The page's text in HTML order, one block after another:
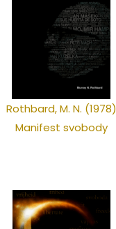
Rothbard, M. N. (1978)
Manifest svobody